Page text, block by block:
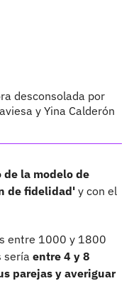
desconsolada por
y Yina Calderón
la modelo de
de fidelidad'y con el
entre 1000 y 1800
sería entre 4 y 8
parejas y averiguar